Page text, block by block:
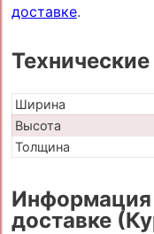
доставке.
Ширина
Высота
Толщина
Информация
доставке